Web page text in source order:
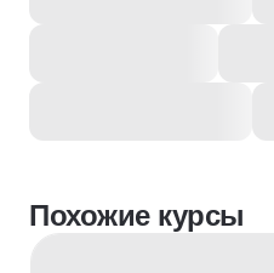
Похожие курсы